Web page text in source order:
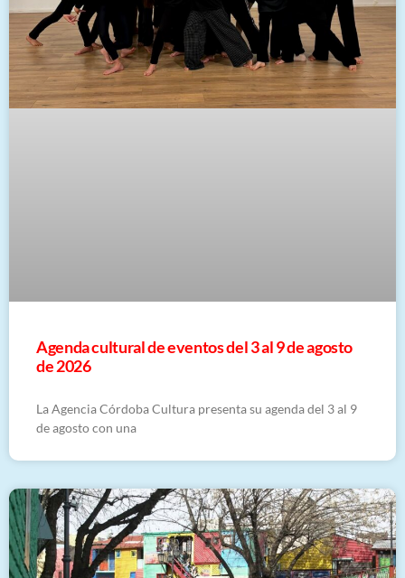
​Agenda cultural de eventos del 3 al 9 de agosto
de 2026
La Agencia Córdoba Cultura presenta su agenda del 3 al 9
de agosto con una